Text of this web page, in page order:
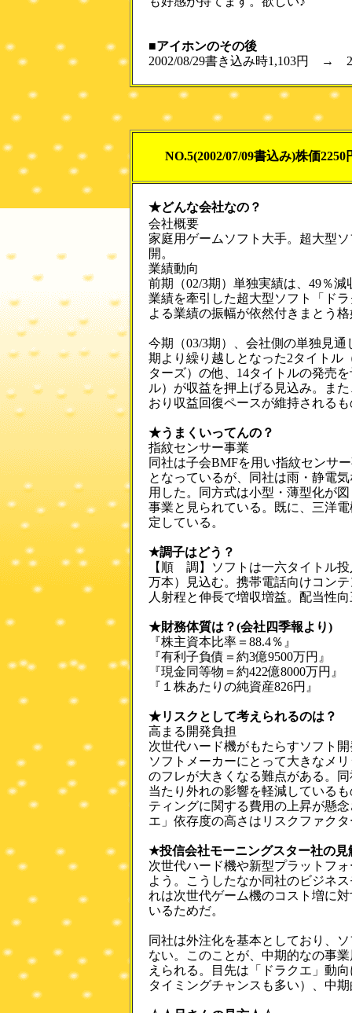
■アイホンのその後
2002/08/29書き込み時1,103円 →
NO.5(2002/07/09書込み)株価2250
★どんな会社なの？
会社概要
家庭用ゲームソフト大手。超大型
開。
業績動向
前期（02/3期）単独実績は、49％
業績を牽引した超大型ソフト「ド
よる業績の振幅が依然付きまとう
今期（03/3期）、会社側の単独見
期より繰り越しとなった2タイトル
ターズ）の他、14タイトルの発売
ル）が収益を押上げる見込み。ま
おり収益回復ペースが維持される
★うまくいってんの？
指紋センサー事業
同社は子会BMFを用い指紋センサ
となっているが、同社は雨・静電
用した。同方式は小型・薄型化が
事業と見られている。既に、三洋
定している。
★調子はどう？
【順 調】ソフトは一六タイトル
万本）見込む。携帯電話向けコン
人射程と伸長で増収増益。配当性
★財務体質は？(会社四季報より)
『株主資本比率＝88.4％』
『有利子負債＝約3億9500万円』
『現金同等物＝約422億8000万円』
『１株あたりの純資産826円』
★リスクとして考えられるのは？
高まる開発負担
次世代ハード機がもたらすソフト
ソフトメーカーにとって大きなメ
のフレが大きくなる難点がある。
当たり外れの影響を軽減している
ティングに関する費用の上昇が懸
エ」依存度の高さはリスクファク
★投信会社モーニングスター社の見
次世代ハード機や新型プラットフ
よう。こうしたなか同社のビジネ
れは次世代ゲーム機のコスト増に
いるためだ。
同社は外注化を基本としており、
ない。このことが、中期的なの事
えられる。目先は「ドラクエ」動
タイミングチャンスも多い）、中